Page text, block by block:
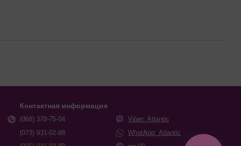
Контактная информация
(068) 378-75-04
(073) 931-02-88
Viber: Atlantic
WhatApp: Atlantic